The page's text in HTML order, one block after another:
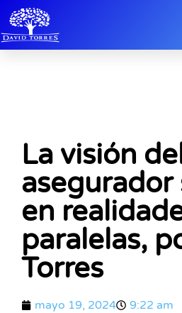
La visión
asegurador
en
paralelas,
Torres
mayo 19, 2024
9:22 am